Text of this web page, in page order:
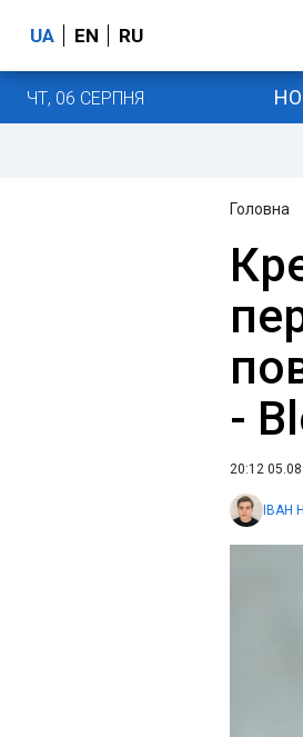
UA EN RU
ЧТ, 06 СЕРПНЯ
Головна
-
20:12
ІВАН